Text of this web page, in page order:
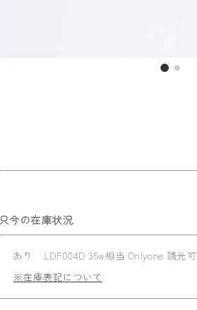
只今の在庫状況
あり
LDF004D 35w相当 Onlyone 調光可
※在庫表記について